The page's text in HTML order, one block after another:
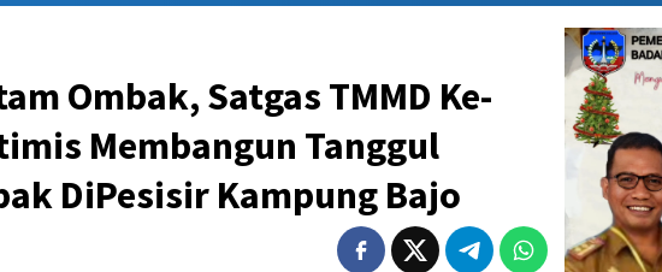
Ombak, Satgas TMMD Ke-
Membangun Tanggul
DiPesisir Kampung Bajo